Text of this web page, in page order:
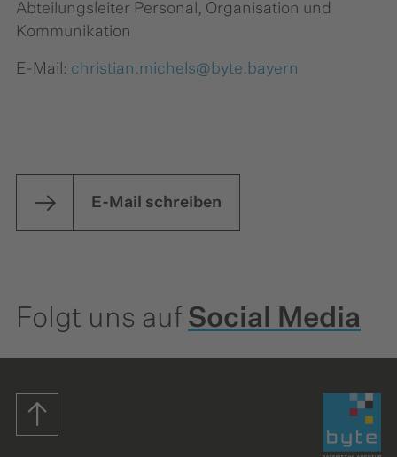
Abteilungsleiter Personal, Organisation und
Kommunikation
E-Mail: christian.michels@byte.bayern
E-Mail schreiben
Folgt uns auf Social Media
Startseite